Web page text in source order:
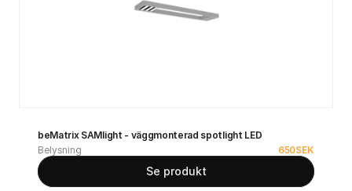
beMatrix SAMlight - väggmonterad spotlight LED
Belysning
650SEK
Se produkt